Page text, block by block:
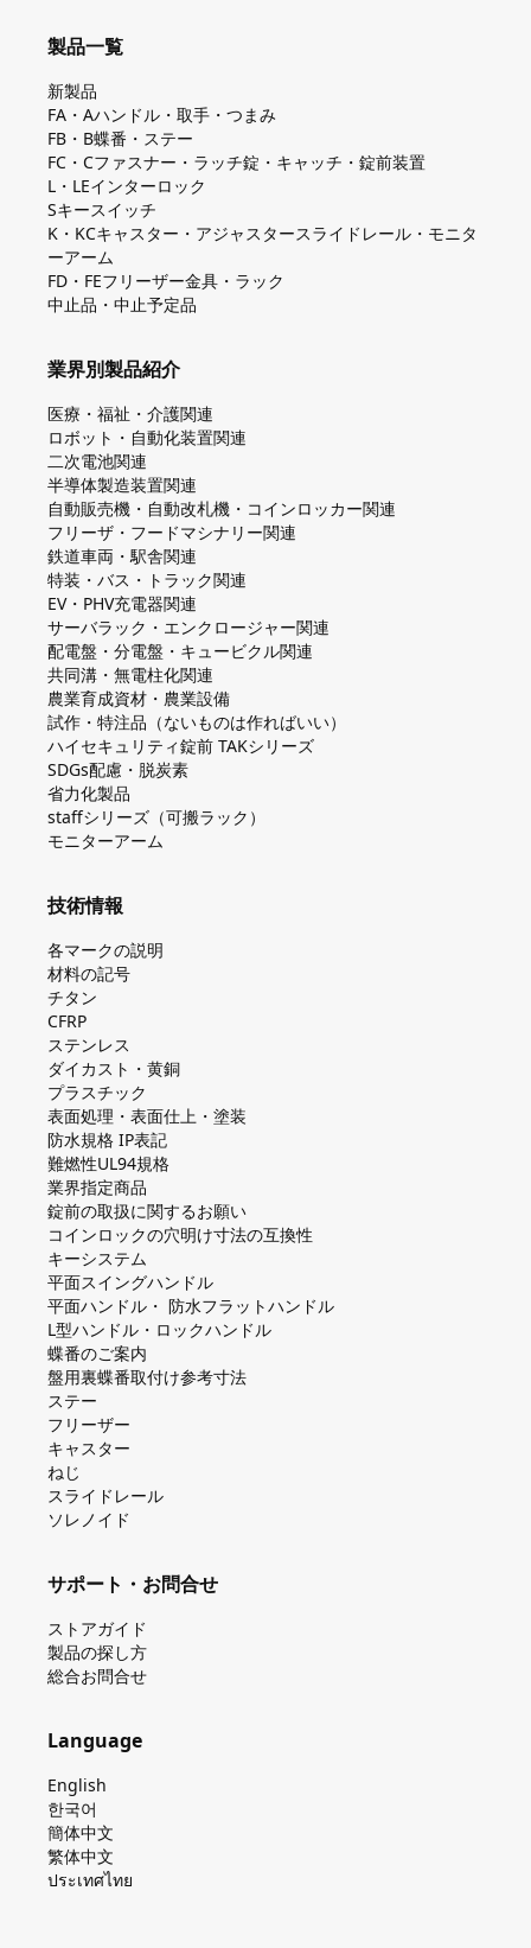
製品一覧
新製品
FA・Aハンドル・取手・つまみ
FB・B蝶番・ステー
FC・Cファスナー・ラッチ錠・キャッチ・錠前装置
L・LEインターロック
Sキースイッチ
K・KCキャスター・アジャスタースライドレール・モニタ
ーアーム
FD・FEフリーザー金具・ラック
中止品・中止予定品
業界別製品紹介
医療・福祉・介護関連
ロボット・自動化装置関連
二次電池関連
半導体製造装置関連
自動販売機・自動改札機・コインロッカー関連
フリーザ・フードマシナリー関連
鉄道車両・駅舎関連
特装・バス・トラック関連
EV・PHV充電器関連
サーバラック・エンクロージャー関連
配電盤・分電盤・キュービクル関連
共同溝・無電柱化関連
農業育成資材・農業設備
試作・特注品（ないものは作ればいい）
ハイセキュリティ錠前 TAKシリーズ
SDGs配慮・脱炭素
省力化製品
staffシリーズ（可搬ラック）
モニターアーム
技術情報
各マークの説明
材料の記号
チタン
CFRP
ステンレス
ダイカスト・⻩銅
プラスチック
表面処理・表面仕上・塗装
防⽔規格 IP表記
難燃性UL94規格
業界指定商品
錠前の取扱に関するお願い
コインロックの⽳明け⼨法の互換性
キーシステム
平⾯スイングハンドル
平⾯ハンドル・ 防⽔フラットハンドル
L型ハンドル・ロックハンドル
蝶番のご案内
盤⽤裏蝶番取付け参考⼨法
ステー
フリーザー
キャスター
ねじ
スライドレール
ソレノイド
サポート・お問合せ
ストアガイド
製品の探し⽅
総合お問合せ
Language
English
한국어
簡体中文
繁体中文
ประเทศไทย